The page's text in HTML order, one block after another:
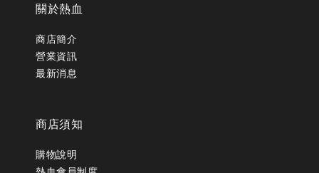
關於熱血
商店簡介
營業資訊
最新消息
商店須知
購物說明